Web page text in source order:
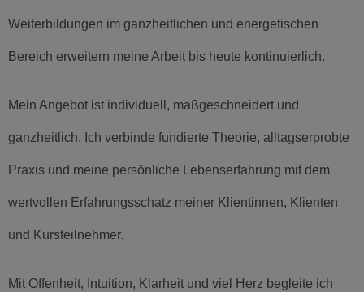
Weiterbildungen im ganzheitlichen und energetischen
Bereich erweitern meine Arbeit bis heute kontinuierlich.
Mein Angebot ist individuell, maßgeschneidert und
ganzheitlich. Ich verbinde fundierte Theorie, alltagserprobte
Praxis und meine persönliche Lebenserfahrung mit dem
wertvollen Erfahrungsschatz meiner Klientinnen, Klienten
und Kursteilnehmer.
Mit Offenheit, Intuition, Klarheit und viel Herz begleite ich